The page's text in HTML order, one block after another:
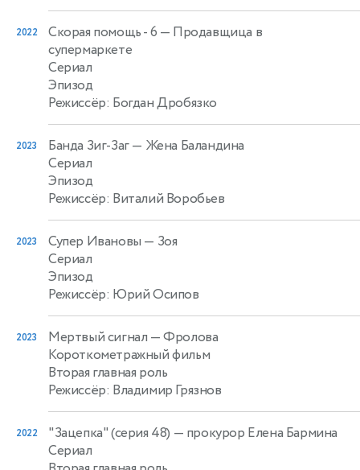
2022 Скорая помощь - 6 — Продавщица в
супермаркете
Сериал
Эпизод
Режиссёр: Богдан Дробязко
2023 Банда Зиг-Заг— Жена Баландина
Сериал
Эпизод
Режиссёр: Виталий Воробьев
2023 Супер Ивановы — Зоя
Сериал
Эпизод
Режиссёр: Юрий Осипов
2023 Мертвый сигнал — Фролова
Короткометражный фильм
Вторая главная роль
Режиссёр: Владимир Грязнов
2022 "Зацепка" (серия 48) — прокурор Елена Бармина
Сериал